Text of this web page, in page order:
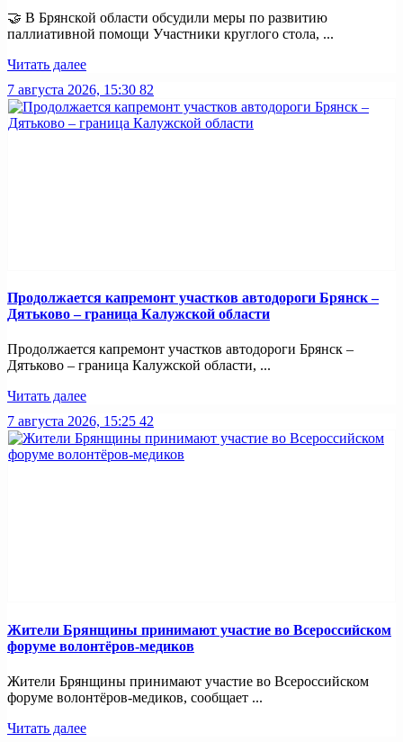
🤝 В Брянской области обсудили меры по развитию
паллиативной помощи Участники круглого стола, ...
Читать далее
7 августа 2026, 15:30 82
Продолжается капремонт участков автодороги Брянск –
Дятьково – граница Калужской области
Продолжается капремонт участков автодороги Брянск –
Дятьково – граница Калужской области, ...
Читать далее
7 августа 2026, 15:25 42
Жители Брянщины принимают участие во Всероссийском
форуме волонтёров-медиков
Жители Брянщины принимают участие во Всероссийском
форуме волонтёров-медиков, сообщает ...
Читать далее